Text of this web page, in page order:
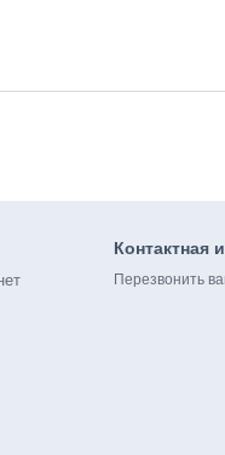
Контактная
Перезвонить